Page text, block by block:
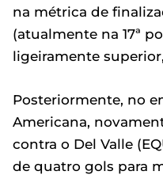
na métrica de
(atualmente na 17ª
ligeiramente
Posteriormente, no
Americana,
contra o Del Valle
de quatro gols para